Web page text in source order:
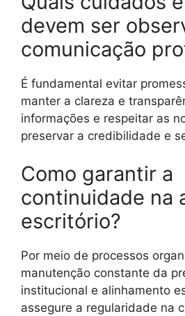
devem ser
comunicação
É fundamental evitar
manter a clareza e
informações e respeitar as
preservar a credibilidade e
Como garantir a
continuidade na
escritório?
Por meio de processos
manutenção constante da
institucional e alinhamento
assegure a regularidade na